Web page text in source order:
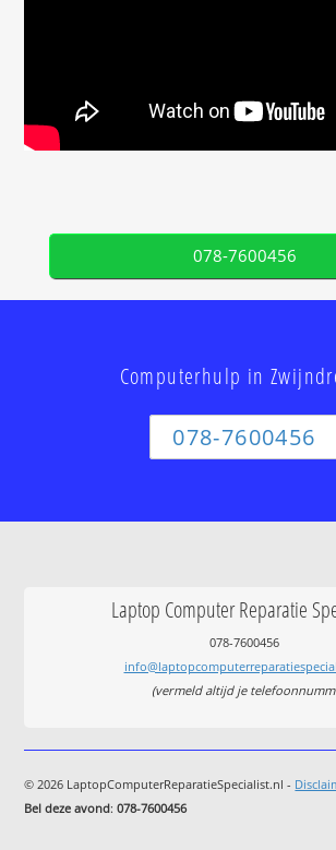
078-7600456
Computerhulp in
078-7600456
Laptop Computer Reparatie
078-7600456
(vermeld altijd je
© 2026 LaptopComputerReparatieSpecialist.nl -
Bel deze avond:078-7600456